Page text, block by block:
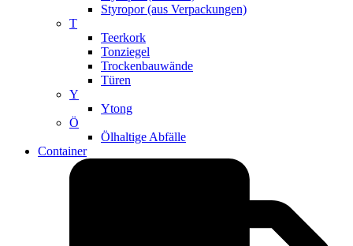
Styropor (aus Verpackungen)
T
Teerkork
Tonziegel
Trockenbauwände
Türen
Y
Ytong
Ö
Ölhaltige Abfälle
Container